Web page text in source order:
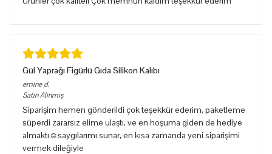
Gül Yaprağı Figürlü Gıda Silikon Kalıbı
emine d.
Satın Alınmış
Siparişim hemen gönderildi çok teşekkür ederim, paketleme
süperdi zararsız elime ulaştı, ve en hoşuma giden de hediye
almaktı☺️saygılarımı sunar, en kısa zamanda yeni siparişimi
vermek dileğiyle